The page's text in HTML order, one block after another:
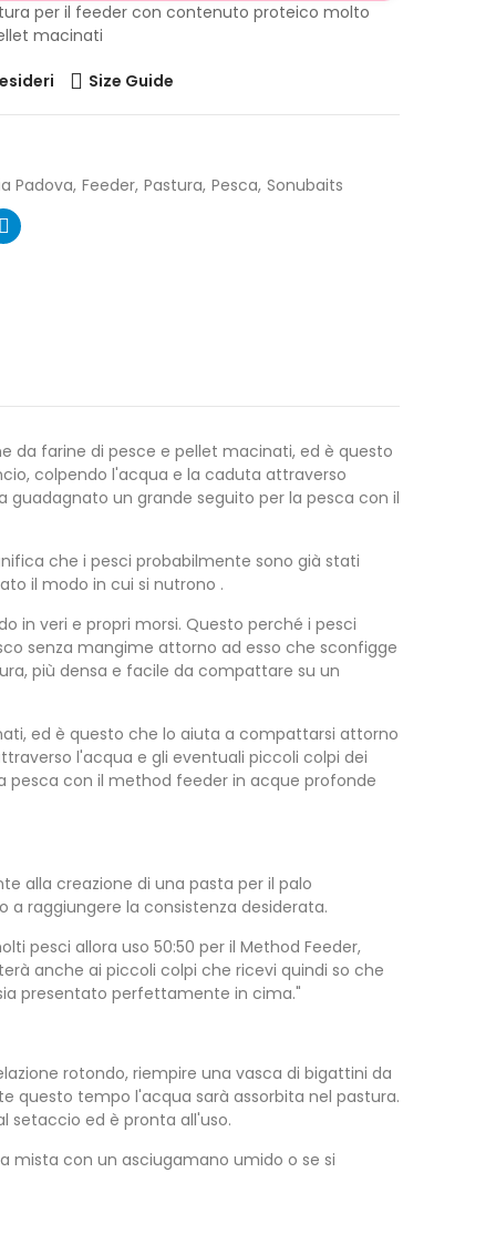
per il feeder con contenuto proteico molto
macinati
Size Guide
Padova Feeder Pastura Pesca Sonubaits
da farine di pesce e pellet macinati, ed è questo
colpendo l'acqua e la caduta attraverso
un grande seguito per la pesca con il
che i pesci probabilmente sono già stati
il modo in cui si nutrono .
in veri e propri morsi. Questo perché i pesci
senza mangime attorno ad esso che sconfigge
più densa e facile da compattare su un
ed è questo che lo aiuta a compattarsi attorno
l'acqua e gli eventuali piccoli colpi dei
pesca con il method feeder in acque profonde
alla creazione di una pasta per il palo
raggiungere la consistenza desiderata.
pesci allora uso 50:50 per il Method Feeder,
anche ai piccoli colpi che ricevi quindi so che
presentato perfettamente in cima."
rotondo, riempire una vasca di bigattini da
questo tempo l'acqua sarà assorbita nel pastura.
setaccio ed è pronta all'uso.
mista con un asciugamano umido o se si